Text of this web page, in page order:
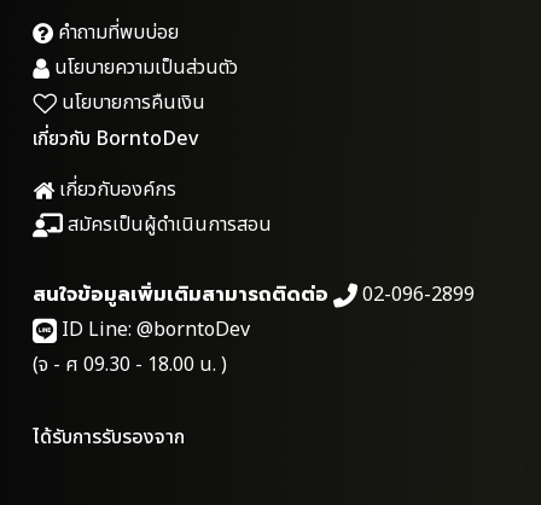
คำถามที่พบบ่อย
นโยบายความเป็นส่วนตัว
นโยบายการคืนเงิน
เกี่ยวกับ BorntoDev
เกี่ยวกับองค์กร
สมัครเป็นผู้ดำเนินการสอน
สนใจข้อมูลเพิ่มเติมสามารถติดต่อ
02-096-2899
ID Line: @borntoDev
(จ - ศ 09.30 - 18.00 น. )
ได้รับการรับรองจาก